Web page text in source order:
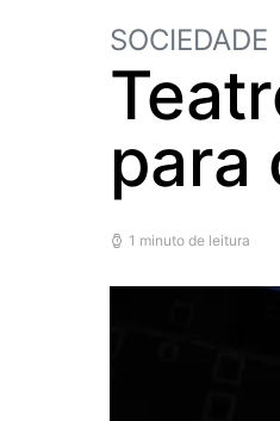
SOCIEDADE
para
1 minuto de leitura